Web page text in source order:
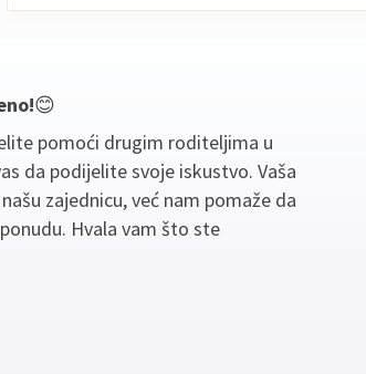
😊
pomoći drugim roditeljima u
da podijelite svoje iskustvo. Vaša
zajednicu, već nam pomaže da
Hvala vam što ste